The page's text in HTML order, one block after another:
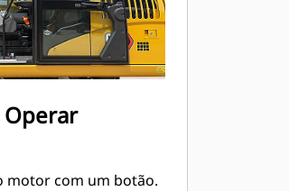
Operar
motor com um botão.